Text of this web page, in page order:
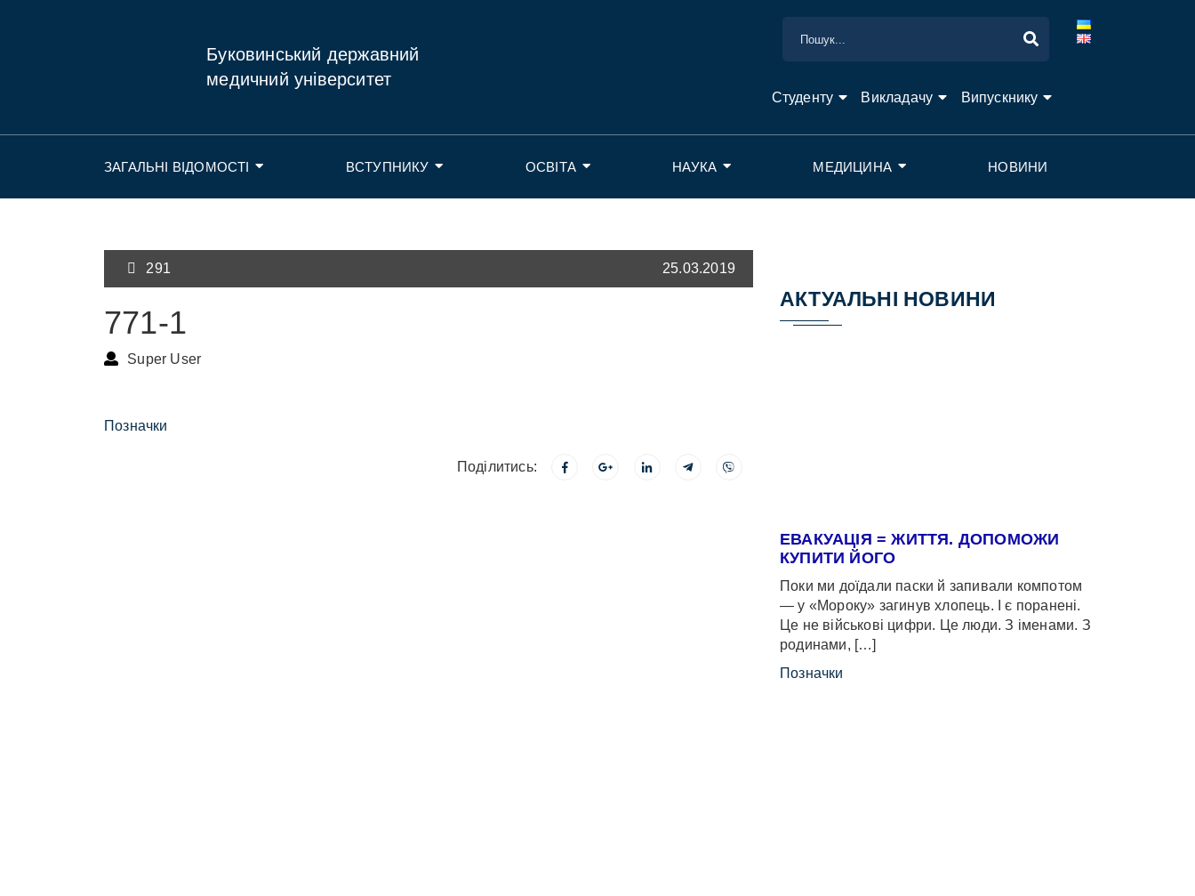
Буковинський державний
медичний університет
Студенту Викладачу Випускнику
ЗАГАЛЬНІ ВІДОМОСТІ ВСТУПНИКУ ОСВІТА НАУКА МЕДИЦИНА НОВИНИ
291 25.03.2019
771-1
Super User
Позначки
Поділитись:
АКТУАЛЬНІ НОВИНИ
ЕВАКУАЦІЯ = ЖИТТЯ. ДОПОМОЖИ
КУПИТИ ЙОГО
Поки ми доїдали паски й запивали компотом
— у «Мороку» загинув хлопець. І є поранені.
Це не військові цифри. Це люди. З іменами. З
родинами, […]
Позначки